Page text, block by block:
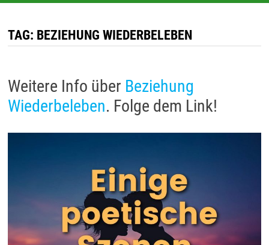
TAG: BEZIEHUNG WIEDERBELEBEN
Weitere Info über Beziehung
Wiederbeleben. Folge dem Link!